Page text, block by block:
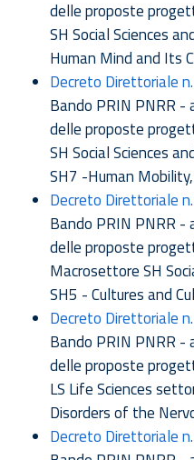
delle proposte
SH Social Sciences
Human Mind and Its
Decreto Direttoriale
Bando PRIN PNRR
delle proposte
SH Social Sciences
SH7 -Human
Decreto Direttoriale
Bando PRIN PNRR
delle proposte
Macrosettore SH
SH5 - Cultures and
Decreto Direttoriale
Bando PRIN PNRR
delle proposte
LS Life Sciences
Disorders of the
Decreto Direttoriale